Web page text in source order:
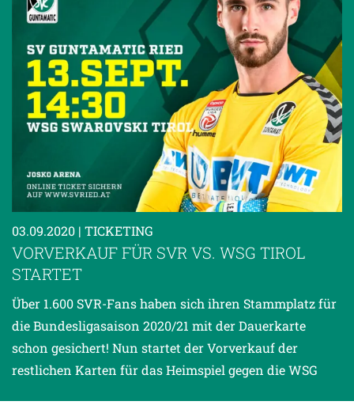
03.09.2020 | TICKETING
VORVERKAUF FÜR SVR VS. WSG TIROL
STARTET
Über 1.600 SVR-Fans haben sich ihren Stammplatz für
die Bundesligasaison 2020/21 mit der Dauerkarte
schon gesichert! Nun startet der Vorverkauf der
restlichen Karten für das Heimspiel gegen die WSG